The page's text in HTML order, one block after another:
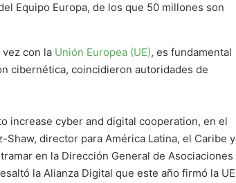
Equipo Europa, de los que 50 millones son
vez con la Unión Europea (UE), es fundamental
cibernética, coincidieron autoridades de
increase cyber and digital cooperation, en el
Shaw, director para América Latina, el Caribe y
en la Dirección General de Asociaciones
la Alianza Digital que este año firmó la UE